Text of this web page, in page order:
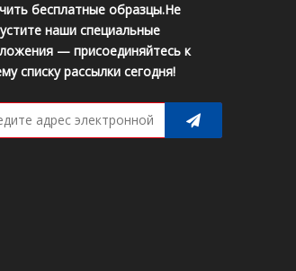
бесплатные образцы.Не
наши специальные
— присоединяйтесь к
списку рассылки сегодня!